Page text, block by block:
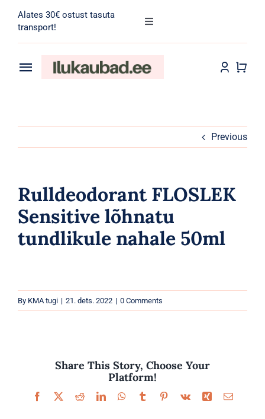
content
Alates 30€ ostust tasuta
transport!
Toggle
for:
Toggle
Meik
Tarvikud
Kaubamärgid
Previous
Rulldeodorant FLOSLEK
Sensitive lõhnatu
tundlikule nahale 50ml
By KMA tugi | 21. dets. 2022 | 0 Comments
Share This Story, Choose Your
Platform!
Facebook
X RedditLinkedInWhatsApp
TumblrPinterest
Vk Xing Email